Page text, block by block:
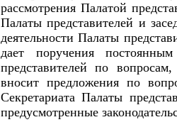
рассмотрения Палатой
Палаты представителей и
деятельности Палаты
дает поручения
представителей по
вносит предложения по
Секретариата Палаты
предусмотренные